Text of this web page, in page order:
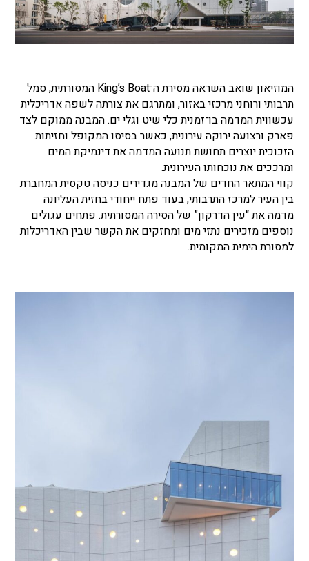
המוזיאון שואב השראה מסירת ה־King’s Boat המסורתית, סמל
תרבותי ורוחני מרכזי באזור, ומתרגם את צורתה לשפה אדריכלית
עכשווית המדמה בו־זמנית כלי שיט וגלי ים. המבנה ממוקם לצד
פארק ורצועה ירוקה עירונית, כאשר בסיסו המקופל וחזיתות
הזכוכית יוצרים תחושת תנועה המדמה את דינמיקת המים
ומרככים את נוכחותו העירונית.
קווי המתאר החדים של המבנה מגדירים כניסה טקסית המחברת
בין העיר למרכז התרבותי, בעוד פתח ייחודי בחזית העליונה
מדמה את “עין הדרקון” של הסירה המסורתית. פתחים עגולים
נוספים מזכירים נתזי מים ומחזקים את הקשר שבין האדריכלות
למסורת הימית המקומית.